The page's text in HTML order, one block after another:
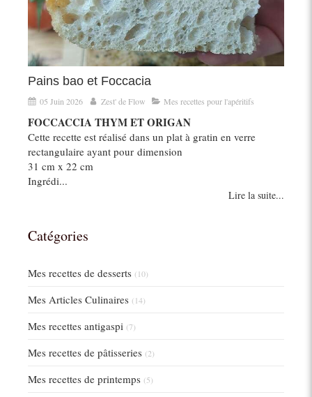
Pains bao et Foccacia
05 Juin 2026 Zest' de Flow Mes recettes pour l'apéritifs
FOCCACCIA THYM ET ORIGAN
Cette recette est réalisé dans un plat à gratin en verre
rectangulaire ayant pour dimension
31 cm x 22 cm
Ingrédi...
Lire la suite...
Catégories
Mes recettes de desserts (10)
Mes Articles Culinaires (14)
Mes recettes antigaspi (7)
Mes recettes de pâtisseries (2)
Mes recettes de printemps (5)